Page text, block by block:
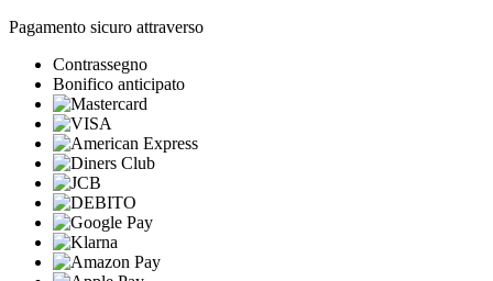
Pagamento sicuro attraverso
Contrassegno
Bonifico anticipato